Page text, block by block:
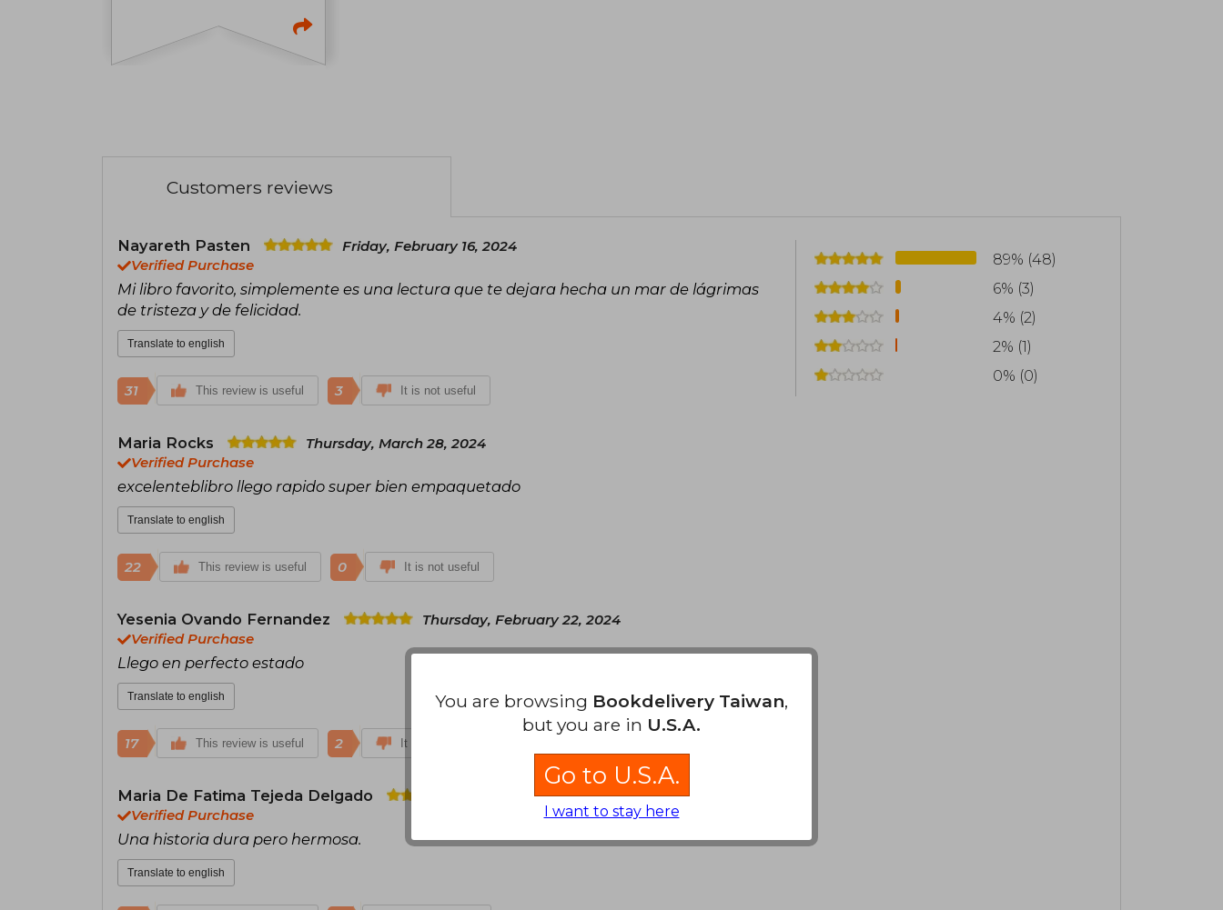
Customers reviews
Nayareth Pasten
Friday, February 16, 2024
Verified Purchase
Mi libro favorito, simplemente es una lectura que te dejara hecha un mar de lágrimas
de tristeza y de felicidad.
Translate to english
31 This review is useful 3 It is not useful
Maria Rocks
Thursday, March 28, 2024
Verified Purchase
excelenteblibro llego rapido super bien empaquetado
Translate to english
22 This review is useful 0 It is not useful
Yesenia Ovando Fernandez
Thursday, February 22, 2024
Verified Purchase
Llego en perfecto estado
Translate to english
17 This review is useful 2 It is not useful
Maria De Fatima Tejeda Delgado
Monday, March 04, 2024
Verified Purchase
Una historia dura pero hermosa.
Translate to english
89% (48)
6% (3)
4% (2)
2% (1)
0% (0)
You are browsing Bookdelivery Taiwan,
but you are in U.S.A.
Go to U.S.A.
I want to stay here